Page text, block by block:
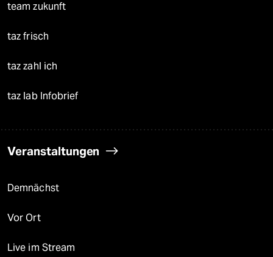
team zukunft
taz frisch
taz zahl ich
taz lab Infobrief
Veranstaltungen
Demnächst
Vor Ort
Live im Stream